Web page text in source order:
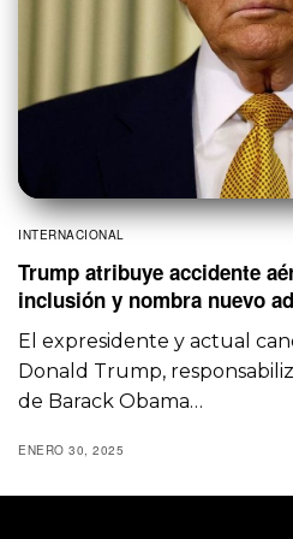
INTERNACIONAL
Trump atribuye accidente
inclusión y nombra nuevo
El expresidente y actual
Donald Trump,
de Barack Obama…
ENERO 30, 2025